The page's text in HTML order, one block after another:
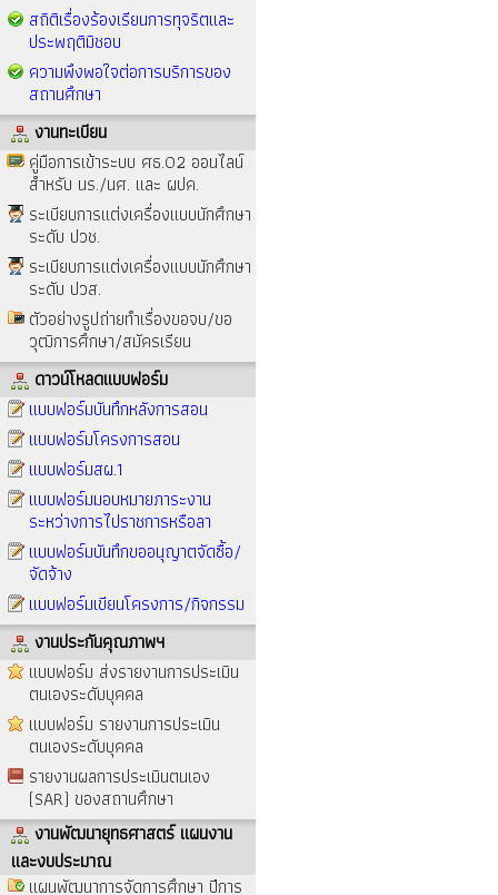
สถิติเรื่องร้องเรียนการทุจริตและ
ประพฤติมิชอบ
ความพึงพอใจต่อการบริการของ
สถานศึกษา
งานทะเบียน
คู่มือการเข้าระบบ ศธ.02 ออนไลน์
สำหรับ นร./นศ. และ ผปค.
ระเบียบการแต่งเครื่องแบบนักศึกษา
ระดับ ปวช.
ระเบียบการแต่งเครื่องแบบนักศึกษา
ระดับ ปวส.
ตัวอย่างรูปถ่ายทำเรื่องขอจบ/ขอ
วุฒิการศึกษา/สมัครเรียน
ดาวน์โหลดแบบฟอร์ม
แบบฟอร์มบันทึกหลังการสอน
แบบฟอร์มโครงการสอน
แบบฟอร์มสผ.1
แบบฟอร์มมอบหมายภาระงาน
ระหว่างการไปราชการหรือลา
แบบฟอร์มบันทึกขออนุญาตจัดซื้อ/
จัดจ้าง
แบบฟอร์มเขียนโครงการ/กิจกรรม
งานประกันคุณภาพฯ
แบบฟอร์ม ส่งรายงานการประเมิน
ตนเองระดับบุคคล
แบบฟอร์ม รายงานการประเมิน
ตนเองระดับบุคคล
รายงานผลการประเมินตนเอง
(SAR) ของสถานศึกษา
งานพัฒนายุทธศาสตร์ แผนงาน
และงบประมาณ
แผนพัฒนาการจัดการศึกษา ปีการ